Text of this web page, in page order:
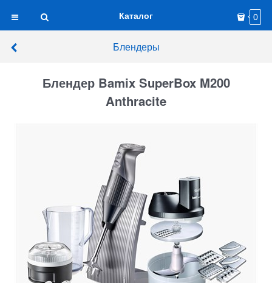
Каталог 0
Блендеры
Блендер Bamix SuperBox M200
Anthracite